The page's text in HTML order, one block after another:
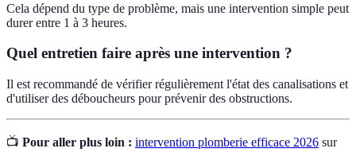
Cela dépend du type de problème, mais une intervention simple peut
durer entre 1 à 3 heures.
Quel entretien faire après une intervention ?
Il est recommandé de vérifier régulièrement l'état des canalisations et
d'utiliser des déboucheurs pour prévenir des obstructions.
📺 Pour aller plus loin : intervention plomberie efficace 2026 sur